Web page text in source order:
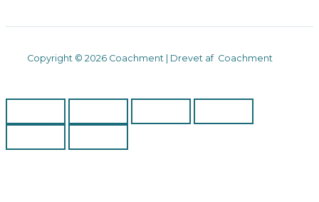
Copyright © 2026 Coachment | Drevet af Coachment